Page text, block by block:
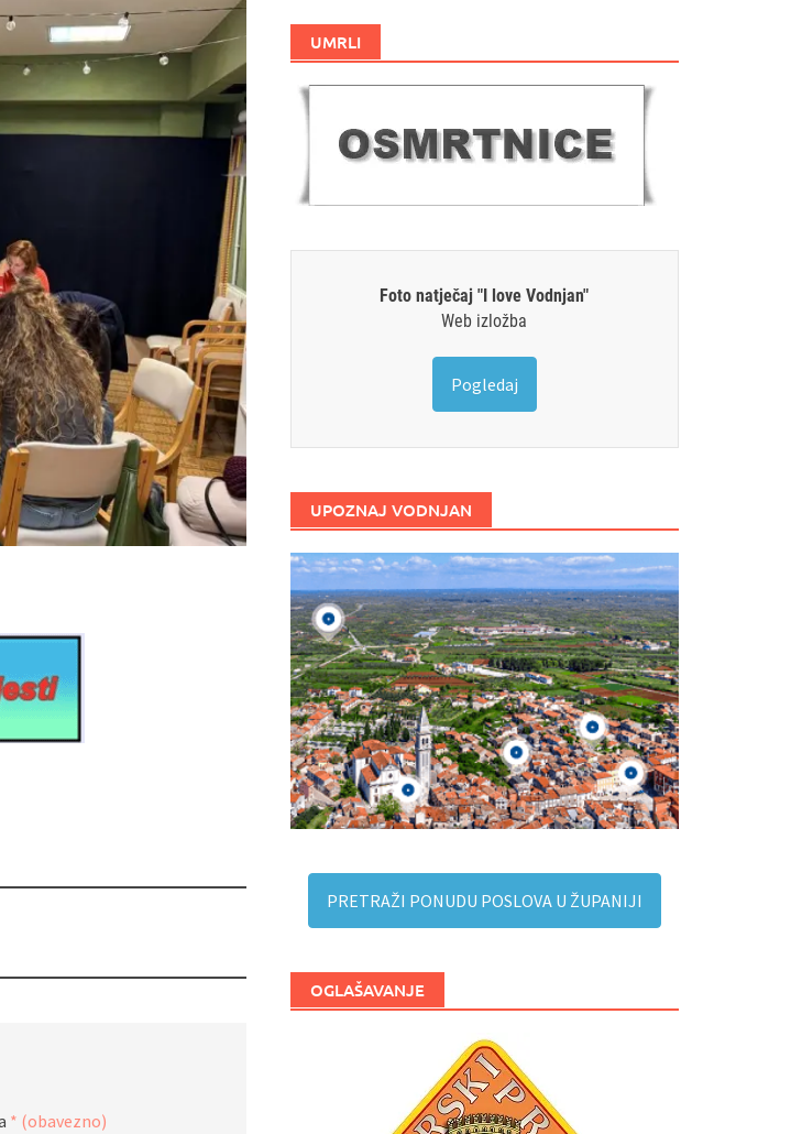
* (obavezno)
UMRLI
Foto natječaj "I love Vodnjan"
Web izložba
Pogledaj
UPOZNAJ VODNJAN
PRETRAŽI PONUDU POSLOVA U ŽUPANIJI
OGLAŠAVANJE